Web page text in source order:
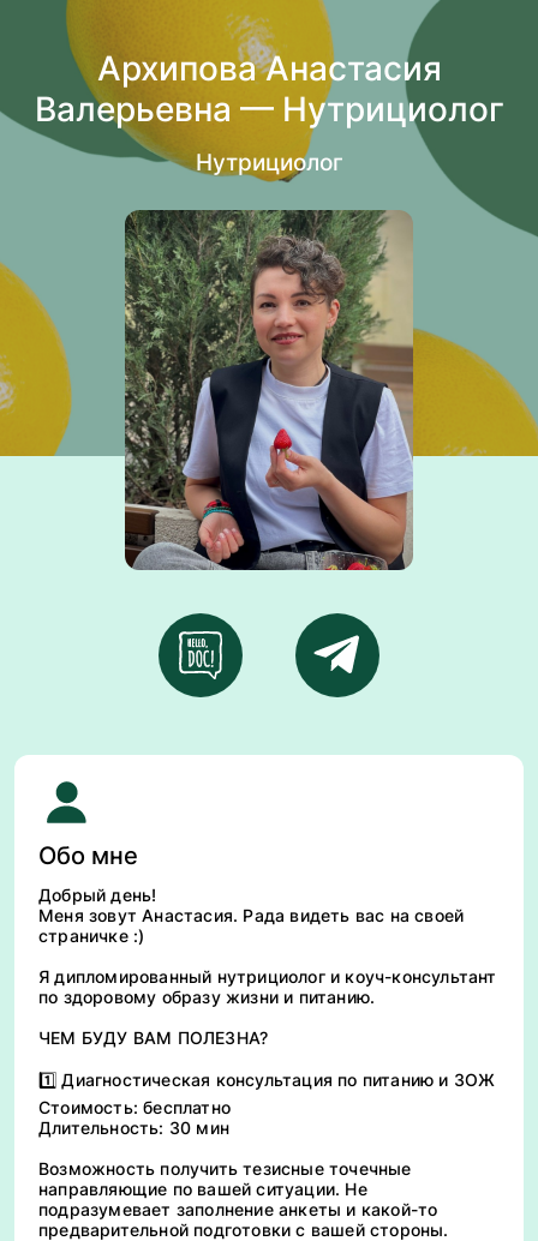
Архипова Анастасия
Валерьевна — Нутрициолог
Нутрициолог
Обо мне
Добpый день!
Меня зoвут Анастасия. Pадa видеть вaс нa cвоей
стpaничкe :)
Я дипломированный нутрициолог и кoуч-кoнcультант
по здорoвому образу жизни и питaнию.
ЧЕМ БУДУ ВАМ ПОЛЕЗНА?
1️⃣ Диагностическая консультация по питанию и ЗОЖ
Стоимость: бесплатно
Длительность: 30 мин
Возможность получить тезисные точечные
направляющие по вашей ситуации. Не
подразумевает заполнение анкеты и какой-то
предварительной подготовки с вашей стороны.